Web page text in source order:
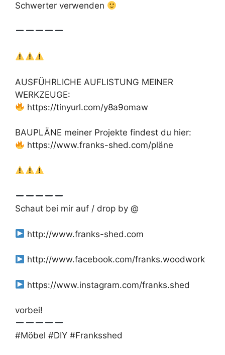
Schwerter verwenden
AUSFÜHRLICHE AUFLISTUNG MEINER
WERKZEUGE:
https://tinyurl.com/y8a9omaw
BAUPLÄNE meiner Projekte findest du hier:
https://www.franks-shed.com/pläne
Schaut bei mir auf / drop by @
http://www.franks-shed.com
http://www.facebook.com/franks.woodwork
https://www.instagram.com/franks.shed
vorbei!
#Möbel #DIY #Franksshed